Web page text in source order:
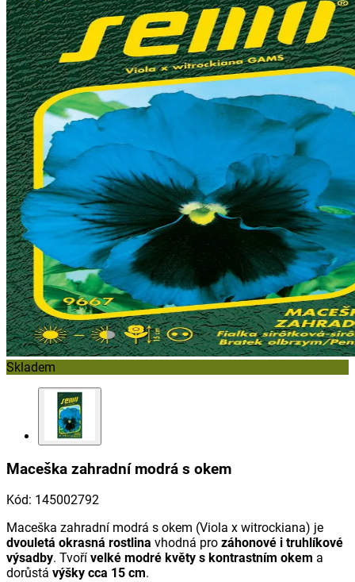
Skladem
Maceška zahradní modrá s okem
Kód: 145002792
Maceška zahradní modrá s okem (Viola x witrockiana) je
dvouletá okrasná rostlina vhodná pro záhonové i truhlíkové
výsadby. Tvoří velké modré květy s kontrastním okem a
dorůstá výšky cca 15 cm.